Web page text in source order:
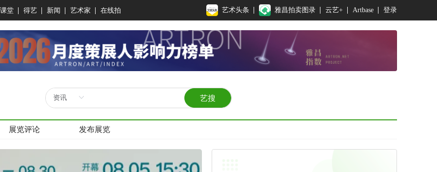
堂 得艺 新闻 艺术家 在线拍 艺术头条 雅昌拍卖图录 云艺+ Artbase 登录
艺搜
展览评论 发布展览